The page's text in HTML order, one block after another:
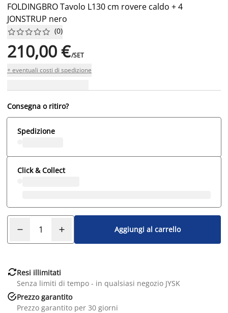
FOLDINGBRO Tavolo L130 cm rovere caldo + 4
JONSTRUP nero





 (0)
210,00 €/SET
+ eventuali costi di spedizione
Consegna o ritiro?
Spedizione
Click & Collect
Aggiungi al carrello
Resi illimitati
Senza limiti di tempo - in qualsiasi negozio JYSK
Prezzo garantito
Prezzo garantito per 30 giorni